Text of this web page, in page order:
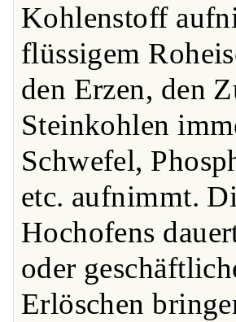
Kohlenstoff
flüssigem
den Erzen, den
Steinkohlen
Schwefel,
etc. aufnimmt.
Hochofens
oder
Erlöschen